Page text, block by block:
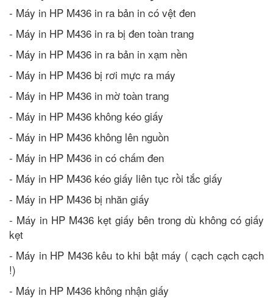
- Máy in HP M436 in ra bản in có vệt đen
- Máy in HP M436 in ra bị đen toàn trang
- Máy in HP M436 in ra bản in xạm nền
- Máy in HP M436 bị rơi mực ra máy
- Máy in HP M436 in mờ toàn trang
- Máy in HP M436 không kéo giấy
- Máy in HP M436 không lên nguồn
- Máy in HP M436 in có chấm đen
- Máy in HP M436 kéo giấy liên tục rồi tắc giấy
- Máy in HP M436 bị nhăn giấy
- Máy in HP M436 kẹt giấy bên trong dù không có giấy
kẹt
- Máy in HP M436 kêu to khi bật máy ( cạch cạch cạch
!)
- Máy in HP M436 không nhận giấy